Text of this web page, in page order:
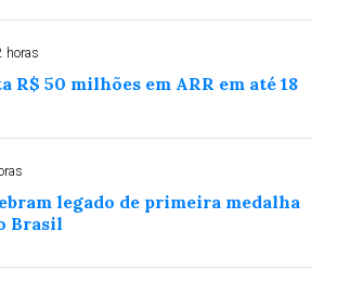
horas
R$ 50 milhões em ARR em até 18
legado de primeira medalha
Brasil